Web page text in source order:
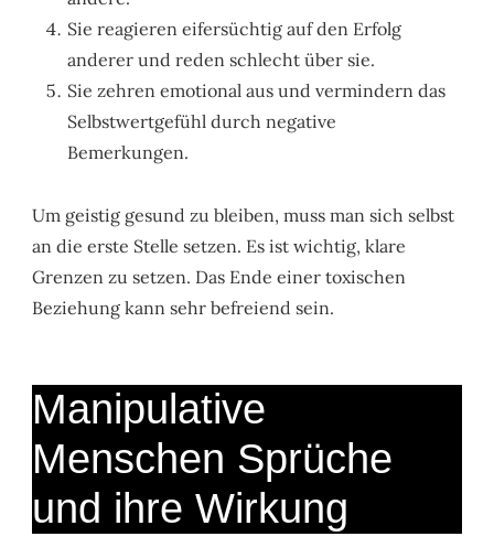
Sie reagieren eifersüchtig auf den Erfolg
anderer und reden schlecht über sie.
Sie zehren emotional aus und vermindern das
Selbstwertgefühl durch negative
Bemerkungen.
Um geistig gesund zu bleiben, muss man sich selbst
an die erste Stelle setzen. Es ist wichtig, klare
Grenzen zu setzen. Das Ende einer toxischen
Beziehung kann sehr befreiend sein.
Manipulative
Menschen Sprüche
und ihre Wirkung